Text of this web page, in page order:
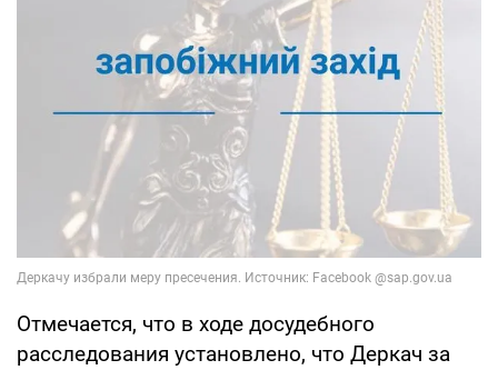
Отмечается, что в ходе досудебного
расследования установлено, что Деркач за